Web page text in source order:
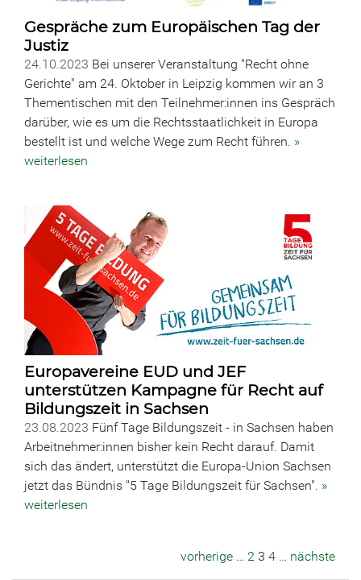
Gespräche zum Europäischen Tag der
Justiz
24.10.2023 Bei unserer Veranstaltung "Recht ohne
Gerichte" am 24. Oktober in Leipzig kommen wir an 3
Thementischen mit den Teilnehmer:innen ins Gespräch
darüber, wie es um die Rechtsstaatlichkeit in Europa
bestellt ist und welche Wege zum Recht führen. »
weiterlesen
Europavereine EUD und JEF
unterstützen Kampagne für Recht auf
Bildungszeit in Sachsen
23.08.2023 Fünf Tage Bildungszeit - in Sachsen haben
Arbeitnehmer:innen bisher kein Recht darauf. Damit
sich das ändert, unterstützt die Europa-Union Sachsen
jetzt das Bündnis "5 Tage Bildungszeit für Sachsen". »
weiterlesen
vorherige … 2 3 4 … nächste